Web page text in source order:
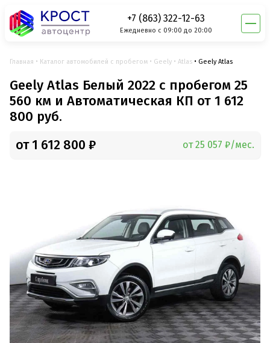
+7 (863) 322-12-63
Ежедневно с 09:00 до 20:00
Главная Каталог автомобилей с пробегом Geely Atlas Geely Atlas
Geely Atlas Белый 2022 с пробегом 25
560 км и Автоматическая КП от 1 612
800 руб.
от 1 612 800 ₽ от 25 057 ₽/мес.